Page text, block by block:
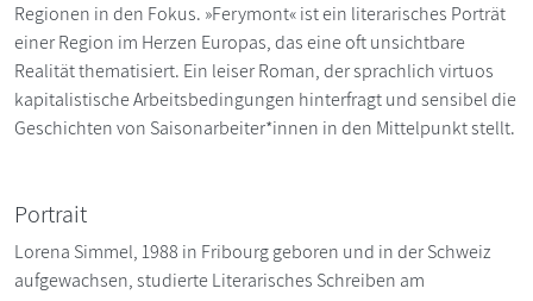
Regionen in den Fokus. »Ferymont« ist ein literarisches Porträt
einer Region im Herzen Europas, das eine oft unsichtbare
Realität thematisiert. Ein leiser Roman, der sprachlich virtuos
kapitalistische Arbeitsbedingungen hinterfragt und sensibel die
Geschichten von Saisonarbeiter*innen in den Mittelpunkt stellt.
Portrait
Lorena Simmel, 1988 in Fribourg geboren und in der Schweiz
aufgewachsen, studierte Literarisches Schreiben am